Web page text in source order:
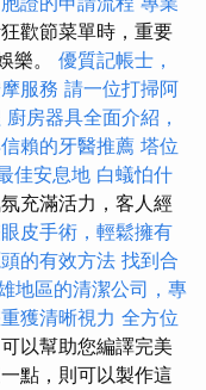
歡節菜單時，重要
樂。 優質記帳士，
服務 請一位打掃阿
廚房器具全面介紹，
賴的牙醫推薦 塔位
佳安息地 白蟻怕什
充滿活力，客人經
皮手術，輕鬆擁有
的有效方法 找到合
地區的清潔公司，專
獲清晰視力 全方位
以幫助您編譯完美
點，則可以製作這